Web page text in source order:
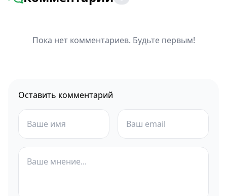
Пока нет комментариев. Будьте первым!
Оставить комментарий